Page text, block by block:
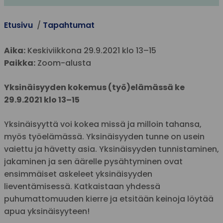
Etusivu Tapahtumat
Aika: Keskiviikkona 29.9.2021 klo 13–15
Paikka: Zoom-alusta
Yksinäisyyden kokemus (työ)elämässä ke
29.9.2021 klo 13–15
Yksinäisyyttä voi kokea missä ja milloin tahansa,
myös työelämässä. Yksinäisyyden tunne on usein
vaiettu ja hävetty asia. Yksinäisyyden tunnistaminen,
jakaminen ja sen äärelle pysähtyminen ovat
ensimmäiset askeleet yksinäisyyden
lieventämisessä. Katkaistaan yhdessä
puhumattomuuden kierre ja etsitään keinoja löytää
apua yksinäisyyteen!